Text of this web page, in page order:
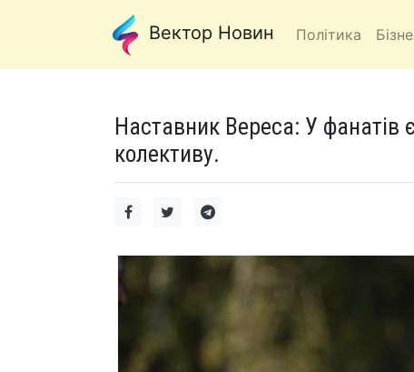
Вектор Новин Політика
Наставник Вереса: У фанатів
колективу.